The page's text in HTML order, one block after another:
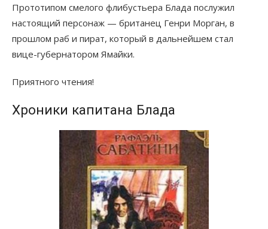
Прототипом смелого флибустьера Блада послужил
настоящий персонаж — британец Генри Морган, в
прошлом раб и пират, который в дальнейшем стал
вице-губернатором Ямайки.
Приятного чтения!
Хроники капитана Блада